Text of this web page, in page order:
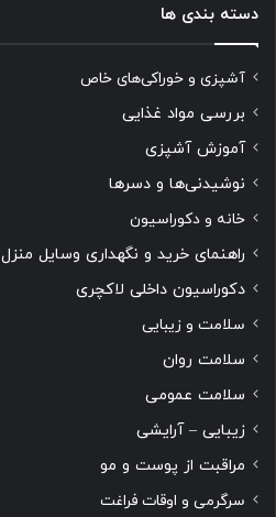
دسته بندی ها
آشپزی و خوراکی‌های خاص
بررسی مواد غذایی
آموزش آشپزی
نوشیدنی‌ها و دسرها
خانه و دکوراسیون
راهنمای خرید و نگهداری وسایل منزل
دکوراسیون داخلی لاکچری
سلامت و زیبایی
سلامت روان
سلامت عمومی
زیبایی – آرایشی
مراقبت از پوست و مو
سرگرمی و اوقات فراغت